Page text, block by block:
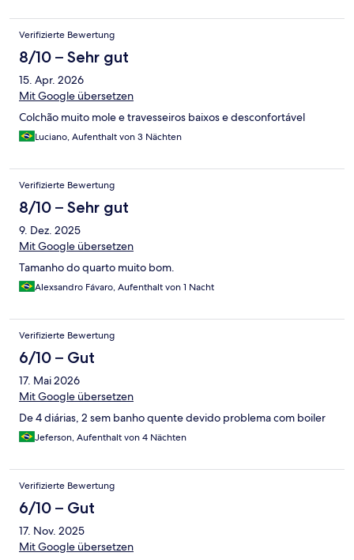
Verifizierte Bewertung
8/10 – Sehr gut
15. Apr. 2026
Mit Google übersetzen
Colchão muito mole e travesseiros baixos e desconfortável
Luciano, Aufenthalt von 3 Nächten
Verifizierte Bewertung
8/10 – Sehr gut
9. Dez. 2025
Mit Google übersetzen
Tamanho do quarto muito bom.
Alexsandro Fávaro, Aufenthalt von 1 Nacht
Verifizierte Bewertung
6/10 – Gut
17. Mai 2026
Mit Google übersetzen
De 4 diárias, 2 sem banho quente devido problema com boiler
Jeferson, Aufenthalt von 4 Nächten
Verifizierte Bewertung
6/10 – Gut
17. Nov. 2025
Mit Google übersetzen